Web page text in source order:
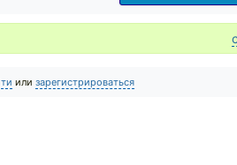
или зарегистрироваться